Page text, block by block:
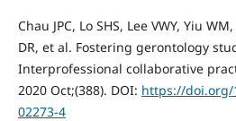
Chau JPC, Lo SHS, Lee VWY, Yiu
DR, et al. Fostering gerontology
Interprofessional collaborative
2020 Oct;(388). DOI: https://doi.org/
02273-4